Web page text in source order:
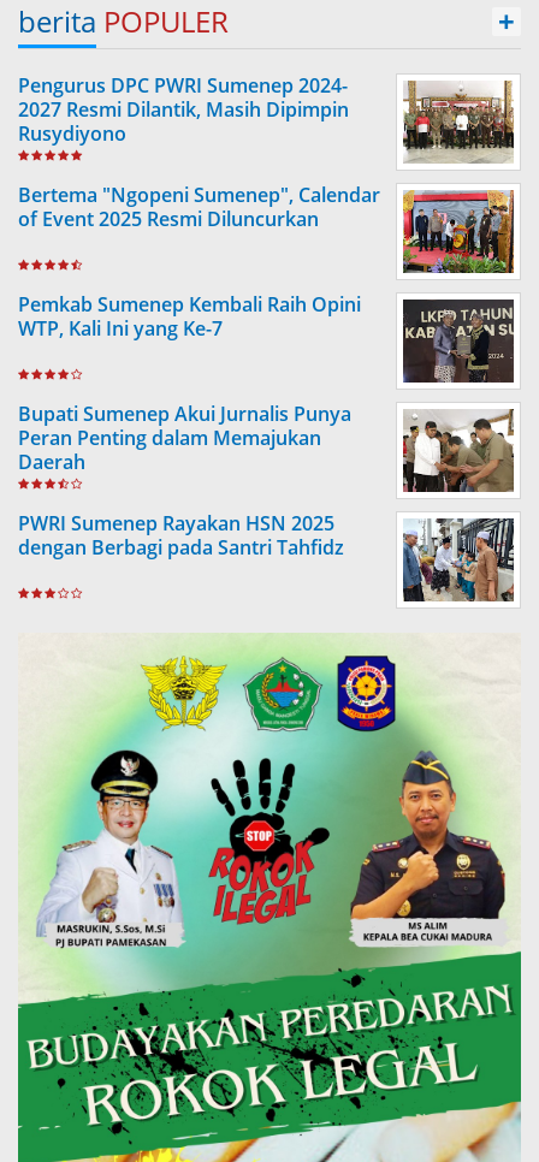
berita POPULER +
Pengurus DPC PWRI Sumenep 2024-
2027 Resmi Dilantik, Masih Dipimpin
Rusydiyono
Bertema "Ngopeni Sumenep", Calendar
of Event 2025 Resmi Diluncurkan
Pemkab Sumenep Kembali Raih Opini
WTP, Kali Ini yang Ke-7
Bupati Sumenep Akui Jurnalis Punya
Peran Penting dalam Memajukan
Daerah
PWRI Sumenep Rayakan HSN 2025
dengan Berbagi pada Santri Tahfidz